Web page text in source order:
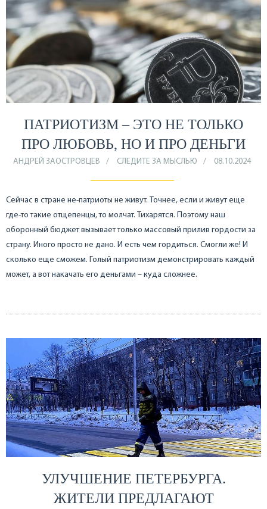
ПАТРИОТИЗМ – ЭТО НЕ ТОЛЬКО
ПРО ЛЮБОВЬ, НО И ПРО ДЕНЬГИ
АНДРЕЙ ЗАОСТРОВЦЕВ СЛЕДИТЕ ЗА МЫСЛЬЮ 08.10.2024
Сейчас в стране не-патриоты не живут. Точнее, если и живут еще
где-то такие отщепенцы, то молчат. Тихарятся. Поэтому наш
оборонный бюджет вызывает только массовый прилив гордости за
страну. Иного просто не дано. И есть чем гордиться. Смогли же! И
сколько еще сможем. Голый патриотизм демонстрировать каждый
может, а вот накачать его деньгами – куда сложнее.
УЛУЧШЕНИЕ ПЕТЕРБУРГА.
ЖИТЕЛИ ПРЕДЛАГАЮТ